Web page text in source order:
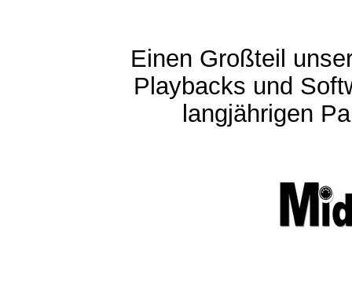
Einen Großteil
Playbacks und
langjährigen